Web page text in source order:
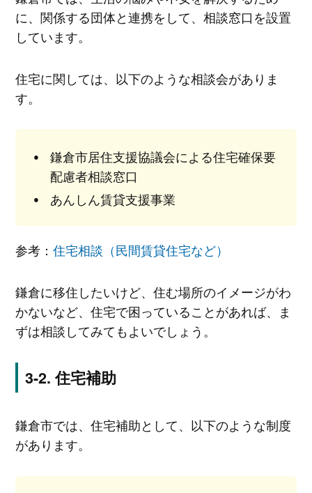
に、関係する団体と連携をして、相談窓口を設置
しています。
住宅に関しては、以下のような相談会がありま
す。
鎌倉市居住支援協議会による住宅確保要
配慮者相談窓口
あんしん賃貸支援事業
参考： 住宅相談（民間賃貸住宅など）
鎌倉に移住したいけど、住む場所のイメージがわ
かないなど、住宅で困っていることがあれば、ま
ずは相談してみてもよいでしょう。
住宅補助
鎌倉市では、住宅補助として、以下のような制度
があります。